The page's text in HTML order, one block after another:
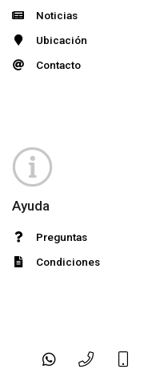
Noticias
Ubicación
Contacto
Ayuda
Preguntas
Condiciones